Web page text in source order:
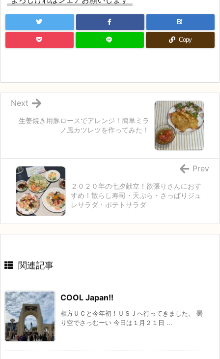
B!
Copy
生姜焼き用豚ロースでアレンジ！簡単ミラ
ノ風カツレツを作ってみた！
Next
２０２０年の七夕献立！欲張りさんにおす
すめ！散らし寿司・天ぷら・さっぱりジュ
レサラダ・ポテトサラダ
Prev
関連記事
COOL Japan!!
相方ＵＣと今年初！ＵＳＪへ行ってきました。 曇
り空でさっむーい 今日は１月２１日 ...